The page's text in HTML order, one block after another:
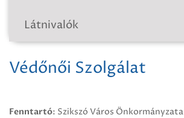
Látnivalók
Védőnői Szolgálat
Fenntartó: Szikszó Város Önkormányzata